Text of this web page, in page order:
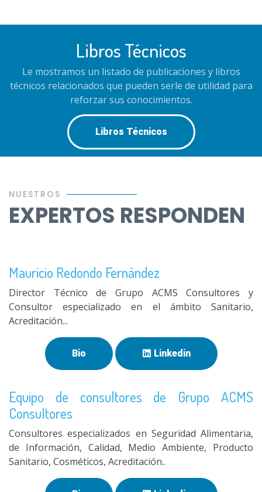
Libros Técnicos
Le mostramos un listado de publicaciones y libros
técnicos relacionados que pueden serle de utilidad para
reforzar sus conocimientos.
Libros Técnicos
NUESTROS
EXPERTOS RESPONDEN
Mauricio Redondo Fernández
Director Técnico de Grupo ACMS Consultores y
Consultor especializado en el ámbito Sanitario,
Acreditación...
Bio Linkedin
Equipo de consultores de Grupo ACMS
Consultores
Consultores especializados en Seguridad Alimentaria,
de Información, Calidad, Medio Ambiente, Producto
Sanitario, Cosméticos, Acreditación..